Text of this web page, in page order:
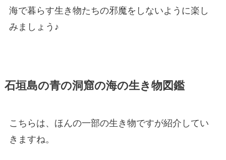
海で暮らす生き物たちの邪魔をしないように楽し
みましょう♪
石垣島の青の洞窟の海の生き物図鑑
こちらは、ほんの一部の生き物ですが紹介してい
きますね。